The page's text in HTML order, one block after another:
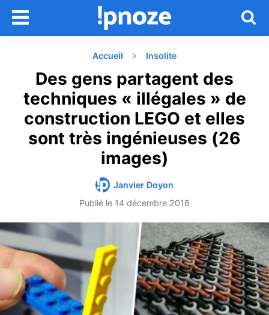
Accueil Insolite
Des gens partagent des
techniques « illégales » de
construction LEGO et elles
sont très ingénieuses (26
images)
Janvier Doyon
Publié le 14 décembre 2018